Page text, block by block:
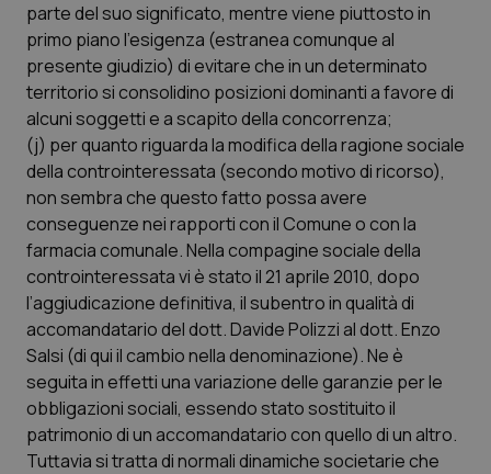
parte del suo significato, mentre viene piuttosto in
primo piano l’esigenza (estranea comunque al
presente giudizio) di evitare che in un determinato
territorio si consolidino posizioni dominanti a favore di
alcuni soggetti e a scapito della concorrenza;
(j) per quanto riguarda la modifica della ragione sociale
della controinteressata (secondo motivo di ricorso),
non sembra che questo fatto possa avere
conseguenze nei rapporti con il Comune o con la
farmacia comunale. Nella compagine sociale della
controinteressata vi è stato il 21 aprile 2010, dopo
l’aggiudicazione definitiva, il subentro in qualità di
accomandatario del dott. Davide Polizzi al dott. Enzo
Salsi (di qui il cambio nella denominazione). Ne è
seguita in effetti una variazione delle garanzie per le
obbligazioni sociali, essendo stato sostituito il
patrimonio di un accomandatario con quello di un altro.
Tuttavia si tratta di normali dinamiche societarie che
Nome
Fornitore
Dominio
Scadenza
_ga_0VMQEQKQ1N
mese
cookie
da Google
Analytics
per
Nome Fornitore/ Dominio Scadenza
VISITOR_INFO1_LIVE
Google LLC
.youtube.com
5 mesi 4
__Secure-YNID
.youtube.com
5 mesi 4
settimane